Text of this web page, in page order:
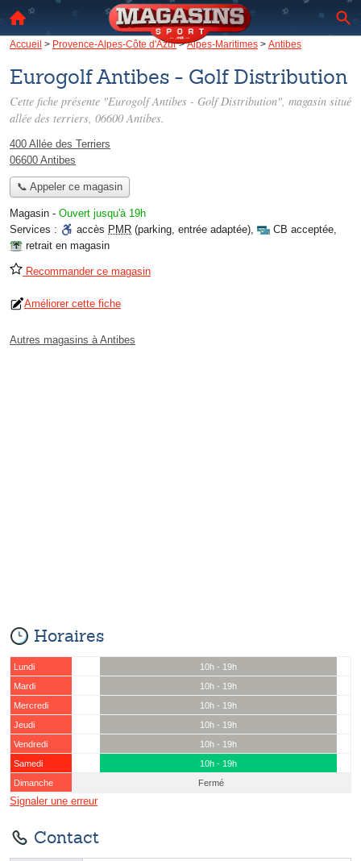
Accueil > Provence-Alpes-Côte d'Azur>Alpes-Maritimes > Antibes
Eurogolf Antibes - Golf Distribution
Cette fiche présente "Eurogolf Antibes - Golf Distribution", magasin situé
allée des terriers, 06600 Antibes.
400 Allée des Terriers
06600 Antibes
📞 Appeler ce magasin
Magasin - Ouvert jusqu'à 19h
Services :
accès PMR (parking, entrée adaptée), CB acceptée,
retrait en magasin
Recommander ce magasin
Améliorer cette fiche
Autres magasins à Antibes
Horaires
Lundi
10h - 19h
Mardi
10h - 19h
Mercredi
10h - 19h
Jeudi
10h - 19h
Vendredi
10h - 19h
Samedi
10h - 19h
Dimanche
Fermé
Signaler une erreur
Contact